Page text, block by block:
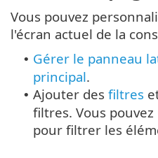
Vous pouvez
l'écran actuel de la
• Gérer le panneau
principal.
• Ajouter des filtres
filtres. Vous
pour filtrer les